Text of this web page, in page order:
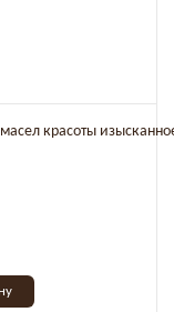
красоты